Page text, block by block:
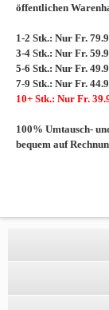
öffentlichen
1-2 Stk.: Nur Fr.
3-4 Stk.: Nur Fr.
5-6 Stk.: Nur Fr.
7-9 Stk.: Nur Fr.
10+ Stk.: Nur Fr.
100% Umtausch-
bequem auf